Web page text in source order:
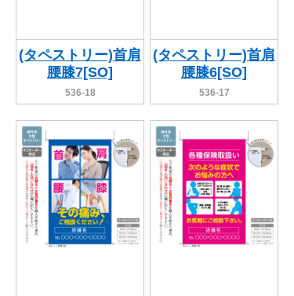
(タペストリー)首肩
腰膝7[SO]
536-18
(タペストリー)首肩
腰膝6[SO]
536-17